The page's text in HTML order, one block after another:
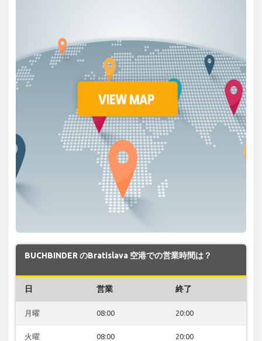
BUCHBINDER のBratislava 空港での営業時間は？
日 営業 終了
月曜 08:00 20:00
火曜 08:00 20:00